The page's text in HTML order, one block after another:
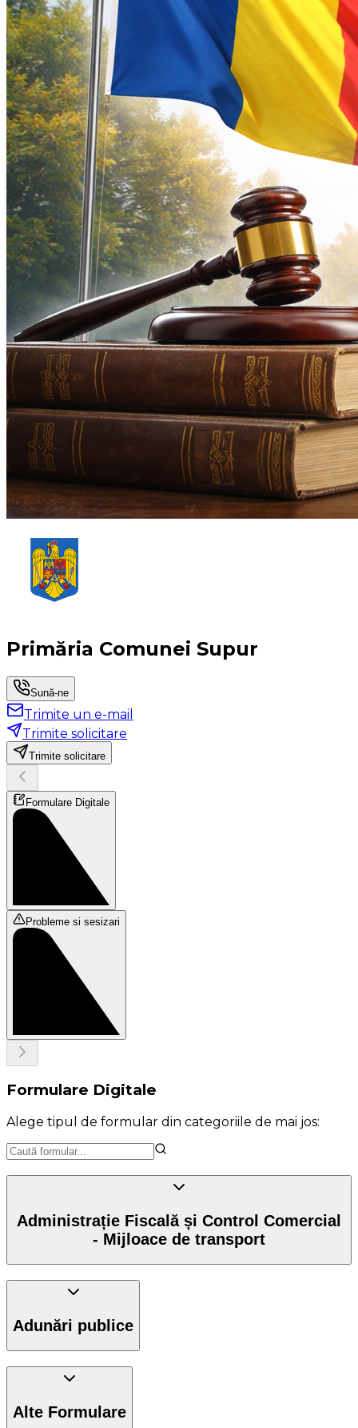
Primăria Comunei Supur
Sună-ne
Trimite un e-mail
Trimite solicitare
Trimite solicitare
Formulare Digitale
Probleme si sesizari
Formulare Digitale
Alege tipul de formular din categoriile de mai jos:
Administrație Fiscală și Control Comercial
- Mijloace de transport
Adunări publice
Alte Formulare